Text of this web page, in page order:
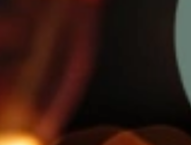
watermeloen-feta salade met komkommer en
blauwe bessen yoghurtijsjes